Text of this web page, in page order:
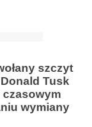
szczyt
Tusk
czasowym
wymiany